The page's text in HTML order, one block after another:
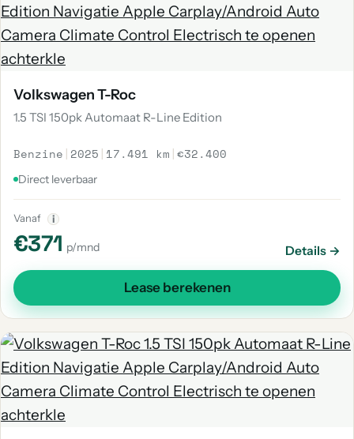
Volkswagen T-Roc
1.5 TSI 150pk Automaat R-Line Edition
Benzine | 2025 | 17.491 km |€32.400
Direct leverbaar
Vanaf i
€371 p/mnd Details →
Lease berekenen